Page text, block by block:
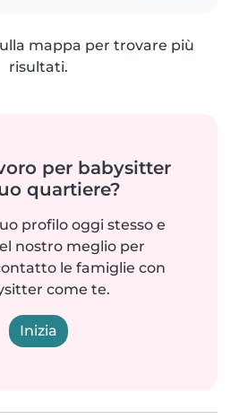
mappa per trovare più
risultati.
per babysitter
quartiere?
profilo oggi stesso e
nostro meglio per
le famiglie con
come te.
Inizia